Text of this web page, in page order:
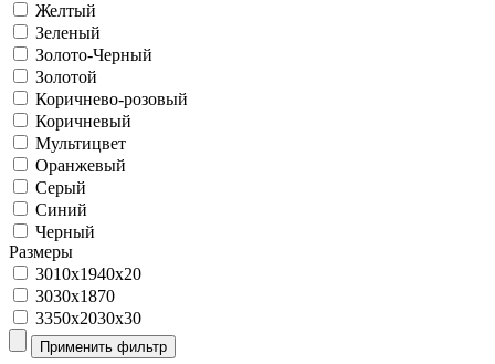
Желтый
Зеленый
Золото-Черный
Золотой
Коричнево-розовый
Коричневый
Мультицвет
Оранжевый
Серый
Синий
Черный
Размеры
3010х1940х20
3030х1870
3350х2030х30